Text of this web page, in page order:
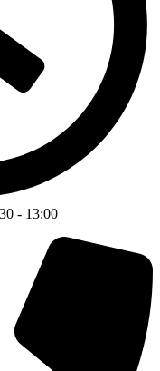
- 13:00